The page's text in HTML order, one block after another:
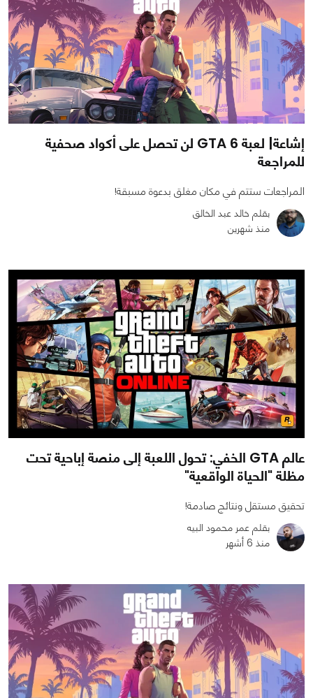
1134
0
0
إشاعة| لعبة GTA 6 لن تحصل على أكواد صحفية
للمراجعة
المراجعات ستتم في مكان مغلق بدعوة مسبقة!
بقلم خالد عبد الخالق
منذ شهرين
2513
1
0
عالم GTA الخفي: تحول اللعبة إلى منصة إباحية تحت
مظلة "الحياة الواقعية"
تحقيق مستقل ونتائج صادمة!
بقلم عمر محمود البيه
منذ 6 أشهر